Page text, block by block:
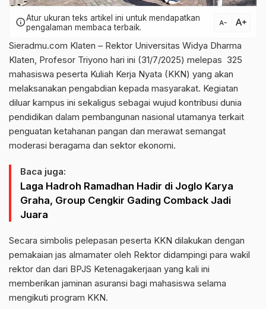
infoAtur ukuran teks artikel ini untuk mendapatkan
pengalaman membaca terbaik.
text_decrease text_increase
Sieradmu.com Klaten – Rektor Universitas Widya Dharma
Klaten, Profesor Triyono hari ini (31/7/2025) melepas 325
mahasiswa peserta Kuliah Kerja Nyata (KKN) yang akan
melaksanakan pengabdian kepada masyarakat. Kegiatan
diluar kampus ini sekaligus sebagai wujud kontribusi dunia
pendidikan dalam pembangunan nasional utamanya terkait
penguatan ketahanan pangan dan merawat semangat
moderasi beragama dan sektor ekonomi.
Baca juga:
Laga Hadroh Ramadhan Hadir di Joglo Karya
Graha, Group Cengkir Gading Comback Jadi
Juara
Secara simbolis pelepasan peserta KKN dilakukan dengan
pemakaian jas almamater oleh Rektor didampingi para wakil
rektor dan dari BPJS Ketenagakerjaan yang kali ini
memberikan jaminan asuransi bagi mahasiswa selama
mengikuti program KKN.